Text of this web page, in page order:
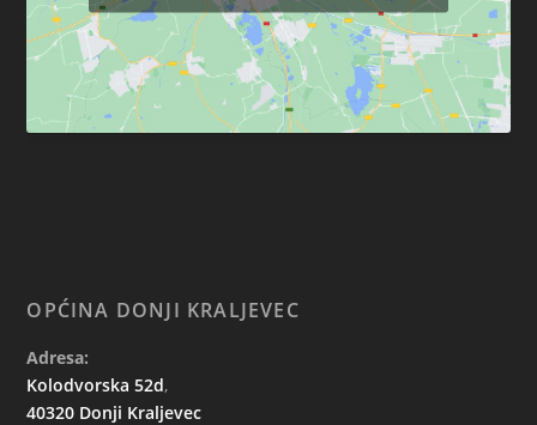
OPĆINA DONJI KRALJEVEC
Adresa:
Kolodvorska 52d,
40320 Donji Kraljevec